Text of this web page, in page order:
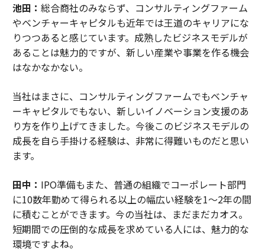
池田： 総合商社のみならず、コンサルティングファーム
やベンチャーキャピタルも近年では王道のキャリアにな
りつつあると感じています。成熟したビジネスモデルが
あることは魅力的ですが、新しい産業や事業を作る機会
はなかなかない。
当社はまさに、コンサルティングファームでもベンチャ
ーキャピタルでもない、新しいイノベーション支援のあ
り方を作り上げてきました。今後このビジネスモデルの
成長を自ら手掛ける経験は、非常に得難いものだと思い
ます。
田中： IPO準備もまた、普通の組織でコーポレート部門
に10数年勤めて得られる以上の幅広い経験を1～2年の間
に積むことができます。今の当社は、まだまだカオス。
短期間での圧倒的な成長を求めている人には、魅力的な
環境ですよね。